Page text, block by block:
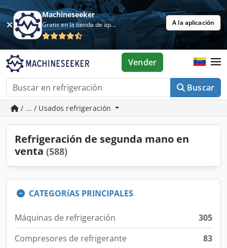
Machineseeker
Gratis en la tienda de aplicaciones A la aplicación
Buscar
Vender
/ ... / Usados refrigeración
Refrigeración de segunda mano en
venta (588)
CATEGORíAS PRINCIPALES
Máquinas de refrigeración
305
Compresores de refrigerante
83